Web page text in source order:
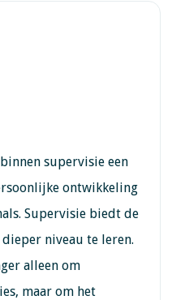
supervisie een
ontwikkeling
Supervisie biedt de
niveau te leren.
alleen om
maar om het